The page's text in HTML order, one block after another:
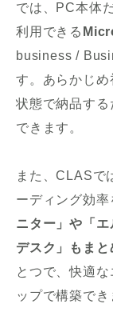
では、PC本体
利用できる
business /
す。あらかじめ
状態で納品する
できます。
また、CLASで
ーディング効
ニター」や「エ
デスク」もま
とつで、快適
ップで構築でき